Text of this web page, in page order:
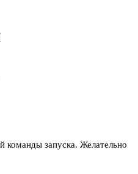
команды запуска. Желательно